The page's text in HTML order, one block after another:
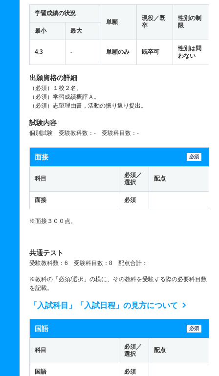
学習成績の状況
単願
現役／既
卒
性別の制
限
最小 最大
4.3 - 単願のみ 既卒可
性別は問
わない
出願資格の詳細
（必須）１校２名。
（必須）学習成績概評Ａ。
（必須）志望理由書，活動の振り返り提出。
試験内容
個別試験 受験教科数：- 受験科目数：-
面接 必須
科目
必須／
選択
配点
面接 必須
※面接３００点。
共通テスト
受験教科数：6 受験科目数：8 配点合計：
※教科の「必須/選択」の横に、その教科を受験する際の必要科目数
を記載。
「入試科目」「入試日程」の見方について
国語 必須
科目
必須／
選択
配点
国語 必須